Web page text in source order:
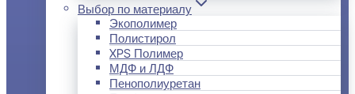
Выбор по материалу
Экополимер
Полистирол
XPS Полимер
МДФ и ЛДФ
Пенополиуретан